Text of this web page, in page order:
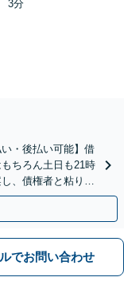
3分
・後払い可能】借
ちろん土日も21時
、債権者と粘り強
でお問い合わせ